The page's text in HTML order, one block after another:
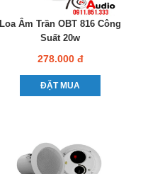
Loa Âm Trần OBT 816 Công
Suất 20w
278.000 đ
ĐẶT MUA